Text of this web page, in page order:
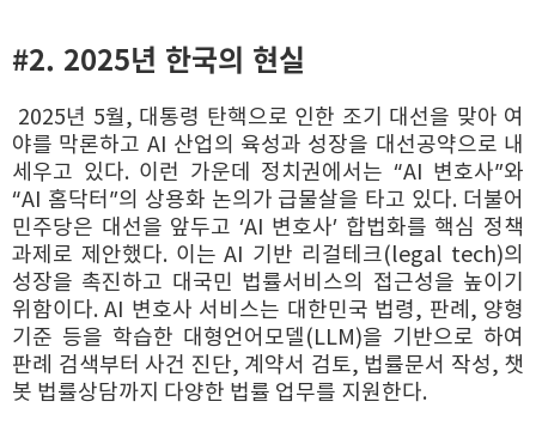
#2. 2025년 한국의 현실
2025년 5월, 대통령 탄핵으로 인한 조기 대선을 맞아 여
야를 막론하고 AI 산업의 육성과 성장을 대선공약으로 내
세우고 있다. 이런 가운데 정치권에서는 “AI 변호사”와
“AI 홈닥터”의 상용화 논의가 급물살을 타고 있다. 더불어
민주당은 대선을 앞두고 ‘AI 변호사’ 합법화를 핵심 정책
과제로 제안했다. 이는 AI 기반 리걸테크(legal tech)의
성장을 촉진하고 대국민 법률서비스의 접근성을 높이기
위함이다. AI 변호사 서비스는 대한민국 법령, 판례, 양형
기준 등을 학습한 대형언어모델(LLM)을 기반으로 하여
판례 검색부터 사건 진단, 계약서 검토, 법률문서 작성, 챗
봇 법률상담까지 다양한 법률 업무를 지원한다.